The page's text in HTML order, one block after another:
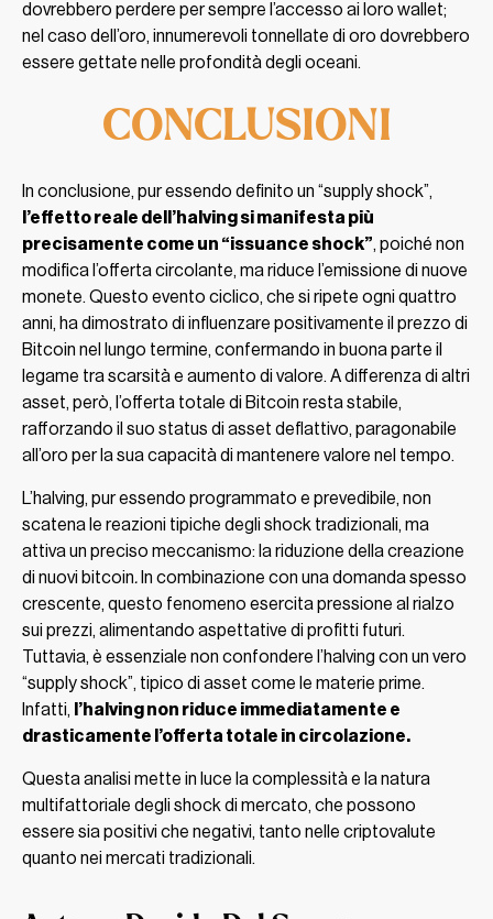
dovrebbero perdere per sempre l’accesso ai loro wallet;
nel caso dell’oro, innumerevoli tonnellate di oro dovrebbero
essere gettate nelle profondità degli oceani.
CONCLUSIONI
In conclusione, pur essendo definito un “supply shock”,
l’effetto reale dell’halving si manifesta più
precisamente come un “issuance shock”, poiché non
modifica l’offerta circolante, ma riduce l’emissione di nuove
monete. Questo evento ciclico, che si ripete ogni quattro
anni, ha dimostrato di influenzare positivamente il prezzo di
Bitcoin nel lungo termine, confermando in buona parte il
legame tra scarsità e aumento di valore. A differenza di altri
asset, però, l’offerta totale di Bitcoin resta stabile,
rafforzando il suo status di asset deflattivo, paragonabile
all’oro per la sua capacità di mantenere valore nel tempo.
L’halving, pur essendo programmato e prevedibile, non
scatena le reazioni tipiche degli shock tradizionali, ma
attiva un preciso meccanismo: la riduzione della creazione
di nuovi bitcoin. In combinazione con una domanda spesso
crescente, questo fenomeno esercita pressione al rialzo
sui prezzi, alimentando aspettative di profitti futuri.
Tuttavia, è essenziale non confondere l’halving con un vero
“supply shock”, tipico di asset come le materie prime.
Infatti, l’halving non riduce immediatamente e
drasticamente l’offerta totale in circolazione.
Questa analisi mette in luce la complessità e la natura
multifattoriale degli shock di mercato, che possono
essere sia positivi che negativi, tanto nelle criptovalute
quanto nei mercati tradizionali.